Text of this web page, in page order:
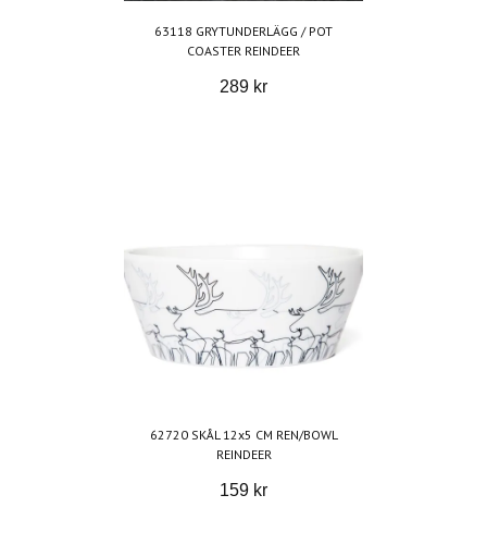
63118 GRYTUNDERLÄGG / POT
COASTER REINDEER
289 kr
62720 SKÅL 12x5 CM REN/BOWL
REINDEER
159 kr